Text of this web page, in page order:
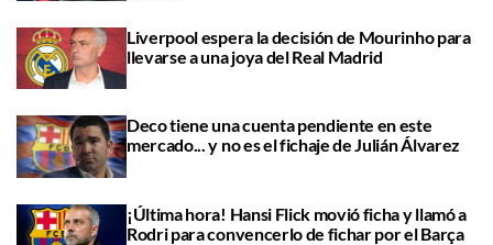
Liverpool espera la decisión de Mourinho para
llevarse a una joya del Real Madrid
Deco tiene una cuenta pendiente en este
mercado... y no es el fichaje de Julián Álvarez
¡Última hora! Hansi Flick movió ficha y llamó a
Rodri para convencerlo de fichar por el Barça